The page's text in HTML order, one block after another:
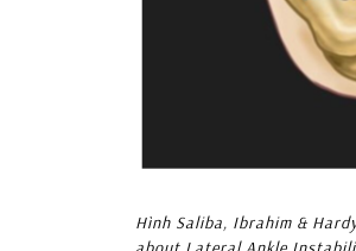
Hình Saliba, Ibrahim &